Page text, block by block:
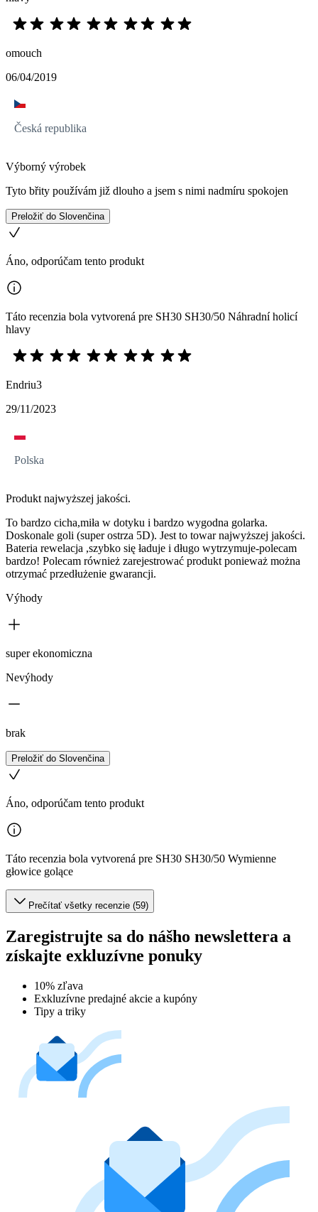
omouch
06/04/2019
Česká republika
Výborný výrobek
Tyto břity používám již dlouho a jsem s nimi nadmíru spokojen
Preložiť do Slovenčina
Áno, odporúčam tento produkt
Táto recenzia bola vytvorená pre SH30 SH30/50 Náhradní holicí
hlavy
Endriu3
29/11/2023
Polska
Produkt najwyższej jakości.
To bardzo cicha,miła w dotyku i bardzo wygodna golarka.
Doskonale goli (super ostrza 5D). Jest to towar najwyższej jakości.
Bateria rewelacja ,szybko się ładuje i długo wytrzymuje-polecam
bardzo! Polecam również zarejestrować produkt ponieważ można
otrzymać przedłużenie gwarancji.
Výhody
super ekonomiczna
Nevýhody
brak
Preložiť do Slovenčina
Áno, odporúčam tento produkt
Táto recenzia bola vytvorená pre SH30 SH30/50 Wymienne
głowice golące
Prečítať všetky recenzie (59)
Zaregistrujte sa do nášho newslettera a
získajte exkluzívne ponuky
10% zľava
Exkluzívne predajné akcie a kupóny
Tipy a triky